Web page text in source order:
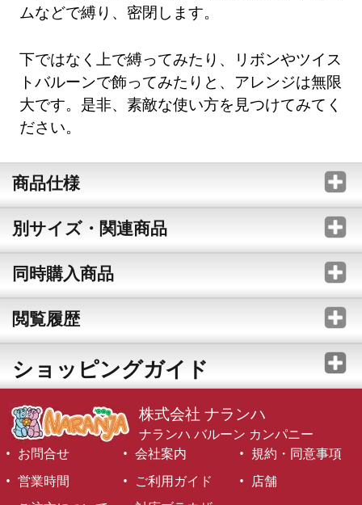
ムなどで縛り、密閉します。
下ではなく上で縛ってみたり、リボンやツイス
トバルーンで飾ってみたりと、アレンジは無限
大です。是非、素敵な使い方を見つけてみてく
ださい。
商品仕様
別サイズ・関連商品
同時購入商品
閲覧履歴
ショッピングガイド
株式会社 ナランハ
ナランハ バルーン カンパニー
お問合せ
会社案内
規約・同意事項
営業時間
ご利用ガイド
店舗